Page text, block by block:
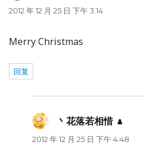
道：
2012 年 12 月 25 日 下午 3:14
Merry Christmas
回复
丶花落若相惜 说
道：
2012 年 12 月 25 日 下午 4:48